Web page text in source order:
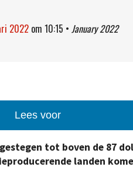
2022 om 10:15 • January 2022
Lees voor
tot boven de 87
landen